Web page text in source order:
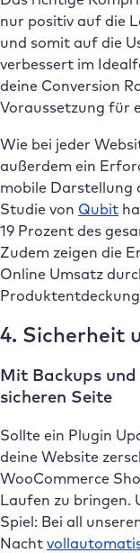
nur positiv auf die
und somit auf die
verbessert im
deine Conversion
Voraussetzung für
Wie bei jeder
außerdem ein
mobile Darstellung
Studie von Qubit
19 Prozent des
Zudem zeigen die
Online Umsatz
4. Sicherheit
Mit Backups
sicheren Seite
Sollte ein Plugin
deine Website
WooCommerce
Laufen zu bringen.
Spiel: Bei all
Nacht